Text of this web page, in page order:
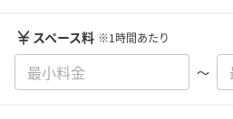
スペース料 ※1時間あたり
〜